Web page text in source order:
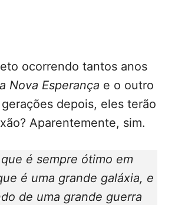
ocorrendo tantos anos
Nova Esperança e o outro
depois, eles terão
Aparentemente, sim.
é sempre ótimo em
é uma grande galáxia, e
de uma grande guerra